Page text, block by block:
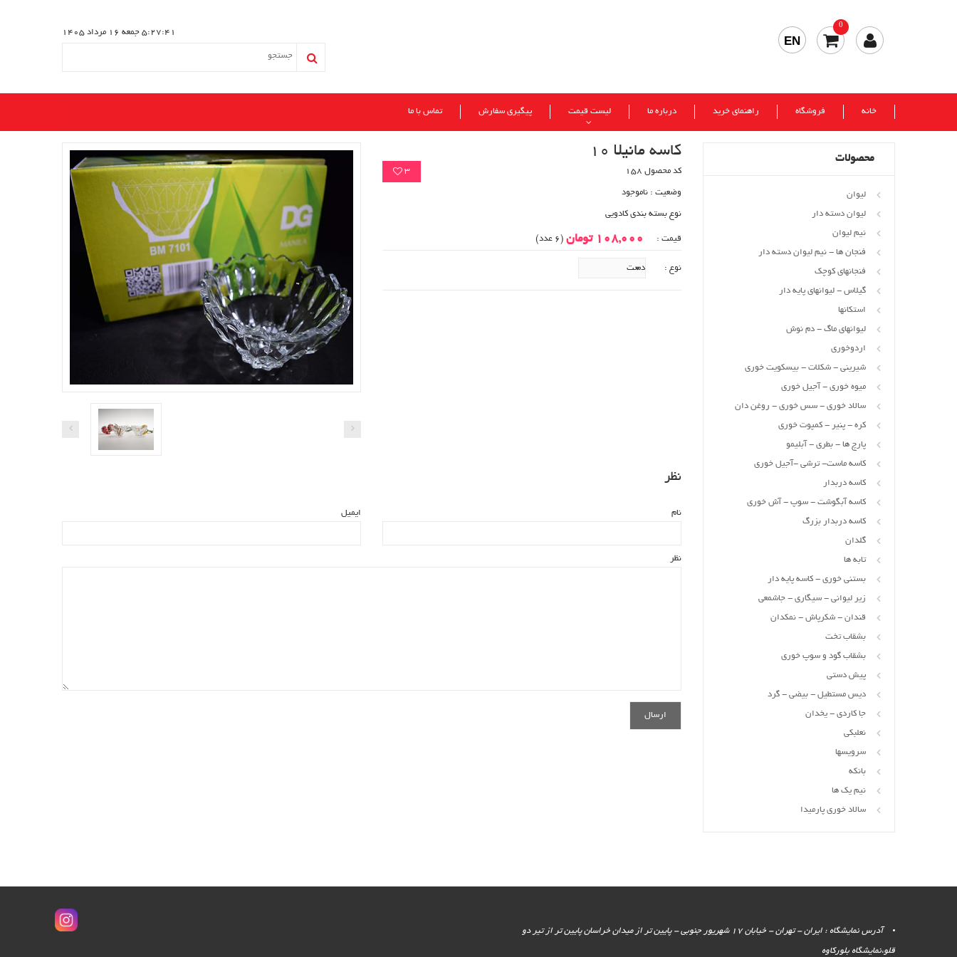
5:27:42 جمعه 16 مرداد 1405
0
EN
خانه فروشگاه راهنمای خرید درباره ما لیست قیمت پیگیری سفارش تماس با ما
کاسه مانیلا 10
3 کد محصول 158
وضعیت : ناموجود
نوع بسته بندی کادویی
قیمت : 108,000 تومان (6 عدد)
نوع :
نظر
ایمیل نام
نظر
محصولات
لیوان
لیوان دسته دار
نیم لیوان
فنجان ها - نیم لیوان دسته دار
فنجانهای کوچک
گیلاس - لیوانهای پایه دار
استکانها
لیوانهای ماگ - دم نوش
اردوخوری
شیرینی - شکلات - بیسکویت خوری
میوه خوری - آجیل خوری
سالاد خوری - سس خوری - روغن دان
کره - پنیر - کمپوت خوری
پارچ ها - بطری - آبلیمو
کاسه ماست- ترشی -آجیل خوری
کاسه دربدار
کاسه آبگوشت - سوپ - آش خوری
کاسه دربدار بزرگ
گلدان
تابه ها
بستنی خوری - کاسه پایه دار
زیر لیوانی - سیگاری - جاشمعی
قندان - شکرپاش - نمکدان
بشقاب تخت
بشقاب گود و سوپ خوری
پیش دستی
دیس مستطیل - بیضی - گرد
جا کاردی - یخدان
نعلبکی
سرویسها
بانکه
نیم یک ها
سالاد خوری پارمیدا
آدرس نمایشگاه : ایران - تهران - خیابان 17 شهریور جنوبی - پایین تر از میدان خراسان پایین تر از تیر دو
قلو،نمایشگاه بلورکاوه